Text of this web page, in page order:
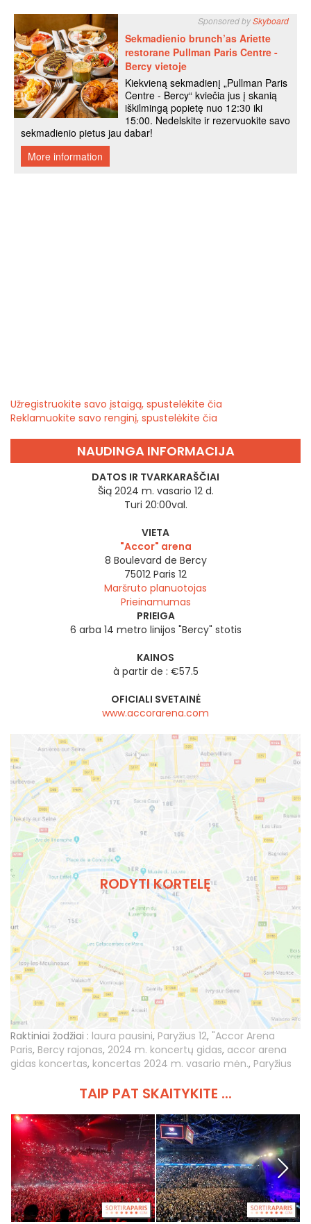
Užregistruokite savo įstaigą, spustelėkite čia
Reklamuokite savo renginį, spustelėkite čia
NAUDINGA INFORMACIJA
DATOS IR TVARKARAŠČIAI
Šią 2024 m. vasario 12 d.
Turi 20:00val.
VIETA
"Accor" arena
8 Boulevard de Bercy
75012 Paris 12
Maršruto planuotojas
Prieinamumas
PRIEIGA
6 arba 14 metro linijos "Bercy" stotis
KAINOS
à partir de : €57.5
OFICIALI SVETAINĖ
www.accorarena.com
RODYTI KORTELĘ
Raktiniai žodžiai : laura pausini, Paryžius 12, "Accor Arena
Paris, Bercy rajonas, 2024 m. koncertų gidas, accor arena
gidas koncertas, koncertas 2024 m. vasario mėn., Paryžius
TAIP PAT SKAITYKITE ...